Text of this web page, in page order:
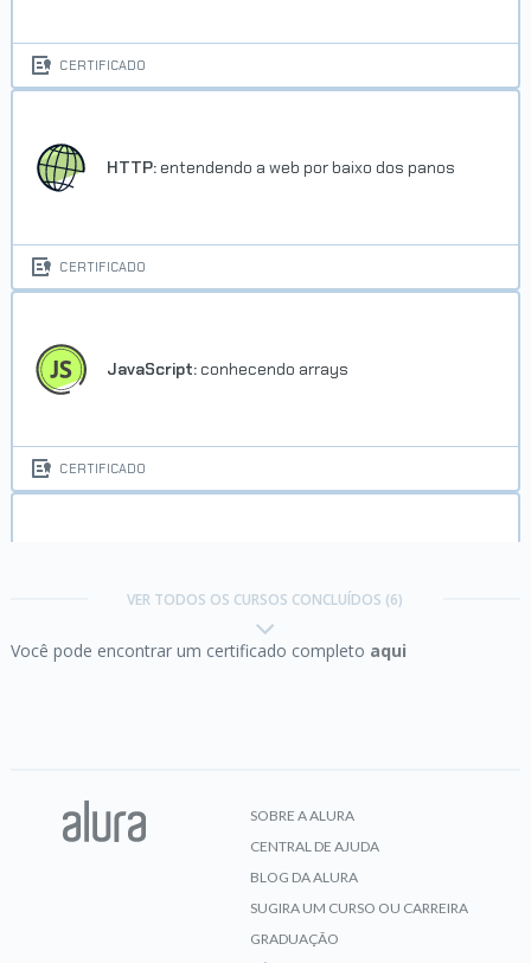
CERTIFICADO
HTTP: entendendo a web por baixo dos panos
CERTIFICADO
JavaScript: conhecendo arrays
CERTIFICADO
VER TODOS OS CURSOS CONCLUÍDOS (6)
Você pode encontrar um certificado completo aqui
SOBRE A ALURA
CENTRAL DE AJUDA
BLOG DA ALURA
SUGIRA UM CURSO OU CARREIRA
GRADUAÇÃO